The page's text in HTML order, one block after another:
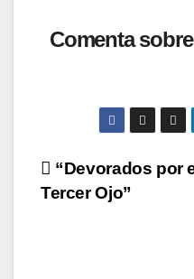
at
p
c
b
o
k
tt
p
Li
Comenta
“Devorados por
Tercer Ojo”